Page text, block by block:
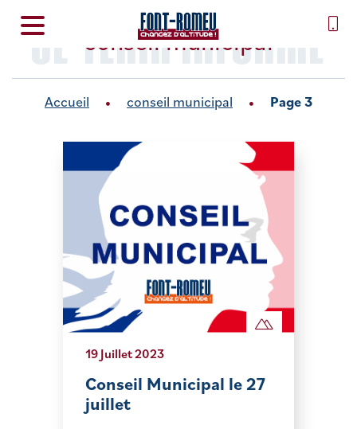
SE TENIR INFORMÉ
conseil municipal
Accueil conseil municipal Page 3
19 Juillet 2023
Conseil Municipal le 27
juillet